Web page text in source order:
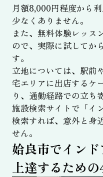
月額8,000円程度から
少なくありません。
また、無料体験レッス
ので、実際に試してか
す。
立地については、駅前
宅エリアに出店するケ
り、通勤経路での立ち
施設検索サイトで「イ
検索すれば、意外と身
せん。
姶良市でイン
上達するため